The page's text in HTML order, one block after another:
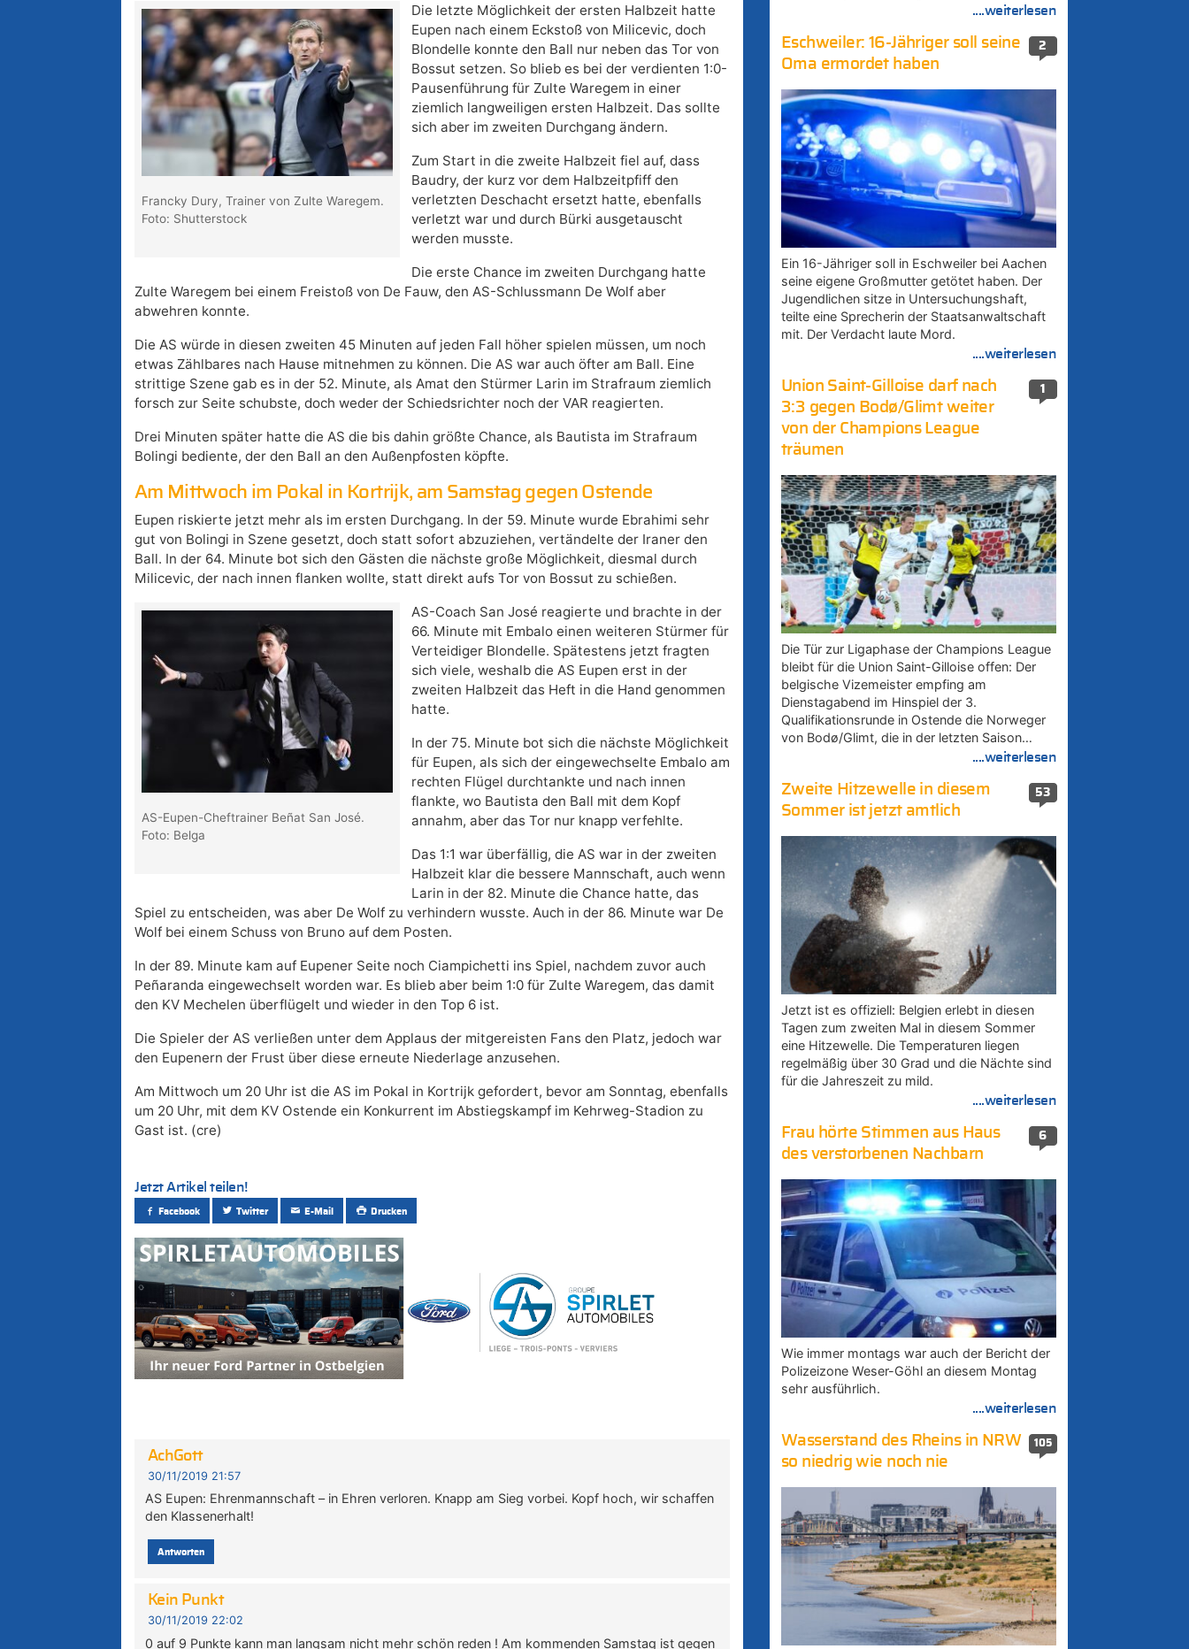
Francky Dury, Trainer von Zulte Waregem.
Foto: Shutterstock
Die letzte Möglichkeit der ersten Halbzeit hatte
Eupen nach einem Eckstoß von Milicevic, doch
Blondelle konnte den Ball nur neben das Tor von
Bossut setzen. So blieb es bei der verdienten 1:0-
Pausenführung für Zulte Waregem in einer
ziemlich langweiligen ersten Halbzeit. Das sollte
sich aber im zweiten Durchgang ändern.
Zum Start in die zweite Halbzeit fiel auf, dass
Baudry, der kurz vor dem Halbzeitpfiff den
verletzten Deschacht ersetzt hatte, ebenfalls
verletzt war und durch Bürki ausgetauscht
werden musste.
Die erste Chance im zweiten Durchgang hatte
Zulte Waregem bei einem Freistoß von De Fauw, den AS-Schlussmann De Wolf aber
abwehren konnte.
Die AS würde in diesen zweiten 45 Minuten auf jeden Fall höher spielen müssen, um noch
etwas Zählbares nach Hause mitnehmen zu können. Die AS war auch öfter am Ball. Eine
strittige Szene gab es in der 52. Minute, als Amat den Stürmer Larin im Strafraum ziemlich
forsch zur Seite schubste, doch weder der Schiedsrichter noch der VAR reagierten.
Drei Minuten später hatte die AS die bis dahin größte Chance, als Bautista im Strafraum
Bolingi bediente, der den Ball an den Außenpfosten köpfte.
Am Mittwoch im Pokal in Kortrijk, am Samstag gegen Ostende
Eupen riskierte jetzt mehr als im ersten Durchgang. In der 59. Minute wurde Ebrahimi sehr
gut von Bolingi in Szene gesetzt, doch statt sofort abzuziehen, vertändelte der Iraner den
Ball. In der 64. Minute bot sich den Gästen die nächste große Möglichkeit, diesmal durch
Milicevic, der nach innen flanken wollte, statt direkt aufs Tor von Bossut zu schießen.
AS-Eupen-Cheftrainer Beñat San José.
Foto: Belga
AS-Coach San José reagierte und brachte in der
66. Minute mit Embalo einen weiteren Stürmer für
Verteidiger Blondelle. Spätestens jetzt fragten
sich viele, weshalb die AS Eupen erst in der
zweiten Halbzeit das Heft in die Hand genommen
hatte.
In der 75. Minute bot sich die nächste Möglichkeit
für Eupen, als sich der eingewechselte Embalo am
rechten Flügel durchtankte und nach innen
flankte, wo Bautista den Ball mit dem Kopf
annahm, aber das Tor nur knapp verfehlte.
Das 1:1 war überfällig, die AS war in der zweiten
Halbzeit klar die bessere Mannschaft, auch wenn
Larin in der 82. Minute die Chance hatte, das
Spiel zu entscheiden, was aber De Wolf zu verhindern wusste. Auch in der 86. Minute war De
Wolf bei einem Schuss von Bruno auf dem Posten.
In der 89. Minute kam auf Eupener Seite noch Ciampichetti ins Spiel, nachdem zuvor auch
Peñaranda eingewechselt worden war. Es blieb aber beim 1:0 für Zulte Waregem, das damit
den KV Mechelen überflügelt und wieder in den Top 6 ist.
Die Spieler der AS verließen unter dem Applaus der mitgereisten Fans den Platz, jedoch war
den Eupenern der Frust über diese erneute Niederlage anzusehen.
Am Mittwoch um 20 Uhr ist die AS im Pokal in Kortrijk gefordert, bevor am Sonntag, ebenfalls
um 20 Uhr, mit dem KV Ostende ein Konkurrent im Abstiegskampf im Kehrweg-Stadion zu
Gast ist. (cre)
Jetzt Artikel teilen!
Facebook Twitter E-Mail Drucken
AchGott
30/11/2019 21:57
AS Eupen: Ehrenmannschaft – in Ehren verloren. Knapp am Sieg vorbei. Kopf hoch, wir schaffen
den Klassenerhalt!
Antworten
Kein Punkt
30/11/2019 22:02
0 auf 9 Punkte kann man langsam nicht mehr schön reden ! Am kommenden Samstag ist gegen
....weiterlesen
2
Eschweiler: 16-Jähriger soll seine
Oma ermordet haben
Ein 16-Jähriger soll in Eschweiler bei Aachen
seine eigene Großmutter getötet haben. Der
Jugendlichen sitze in Untersuchungshaft,
teilte eine Sprecherin der Staatsanwaltschaft
mit. Der Verdacht laute Mord.
....weiterlesen
1
Union Saint-Gilloise darf nach
3:3 gegen Bodø/Glimt weiter
von der Champions League
träumen
Die Tür zur Ligaphase der Champions League
bleibt für die Union Saint-Gilloise offen: Der
belgische Vizemeister empfing am
Dienstagabend im Hinspiel der 3.
Qualifikationsrunde in Ostende die Norweger
von Bodø/Glimt, die in der letzten Saison…
....weiterlesen
53
Zweite Hitzewelle in diesem
Sommer ist jetzt amtlich
Jetzt ist es offiziell: Belgien erlebt in diesen
Tagen zum zweiten Mal in diesem Sommer
eine Hitzewelle. Die Temperaturen liegen
regelmäßig über 30 Grad und die Nächte sind
für die Jahreszeit zu mild.
....weiterlesen
6
Frau hörte Stimmen aus Haus
des verstorbenen Nachbarn
Wie immer montags war auch der Bericht der
Polizeizone Weser-Göhl an diesem Montag
sehr ausführlich.
....weiterlesen
105
Wasserstand des Rheins in NRW
so niedrig wie noch nie